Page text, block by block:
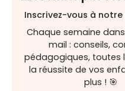
Inscrivez-vous à
Chaque semaine
mail : conseils,
pédagogiques, toutes
la réussite de vos
plus ! 🎯